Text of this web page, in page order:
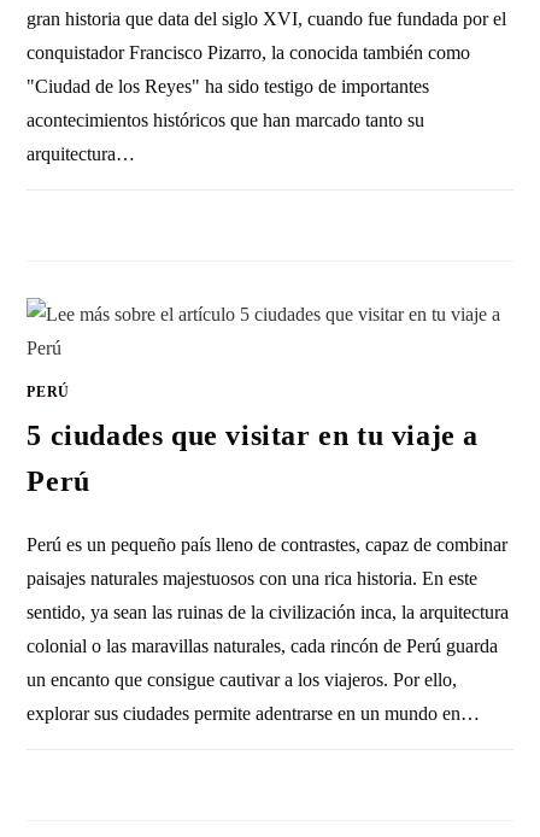
gran historia que data del siglo XVI, cuando fue fundada por el
conquistador Francisco Pizarro, la conocida también como
"Ciudad de los Reyes" ha sido testigo de importantes
acontecimientos históricos que han marcado tanto su
arquitectura…
PERÚ
5 ciudades que visitar en tu viaje a
Perú
Perú es un pequeño país lleno de contrastes, capaz de combinar
paisajes naturales majestuosos con una rica historia. En este
sentido, ya sean las ruinas de la civilización inca, la arquitectura
colonial o las maravillas naturales, cada rincón de Perú guarda
un encanto que consigue cautivar a los viajeros. Por ello,
explorar sus ciudades permite adentrarse en un mundo en…